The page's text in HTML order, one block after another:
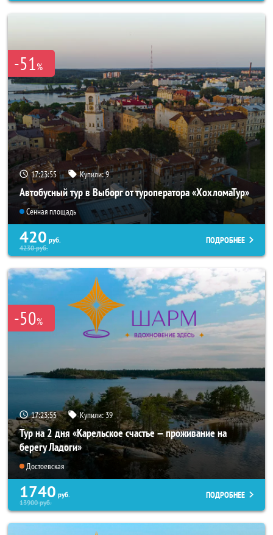
-51%
17:23:54 Купили:9
Автобусный тур в Выборг от туроператора «ХохломаТур»
Сенная площадь
420 руб.
4230руб.
ПОДРОБНЕЕ
-50%
17:23:54 Купили:39
Тур на 2 дня «Карельское счастье — проживание на
берегу Ладоги»
Достоевская
1740 руб.
13900руб.
ПОДРОБНЕЕ